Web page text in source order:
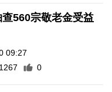
560宗敬老金受益
09:27
1267 0